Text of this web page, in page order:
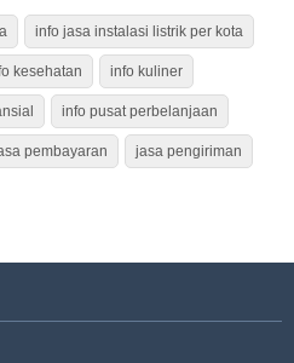
info jasa instalasi listrik per kota
kesehatan info kuliner
info pusat perbelanjaan
pembayaran jasa pengiriman